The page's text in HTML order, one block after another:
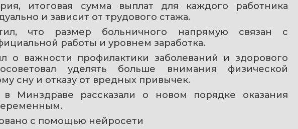
итоговая сумма выплат для каждого работника
и зависит от трудового стажа.
что размер больничного напрямую связан с
работы и уровнем заработка.
о важности профилактики заболеваний и здорового
уделять больше внимания физической
сну и отказу от вредных привычек.
Минздраве рассказали о новом порядке оказания
с помощью нейросети